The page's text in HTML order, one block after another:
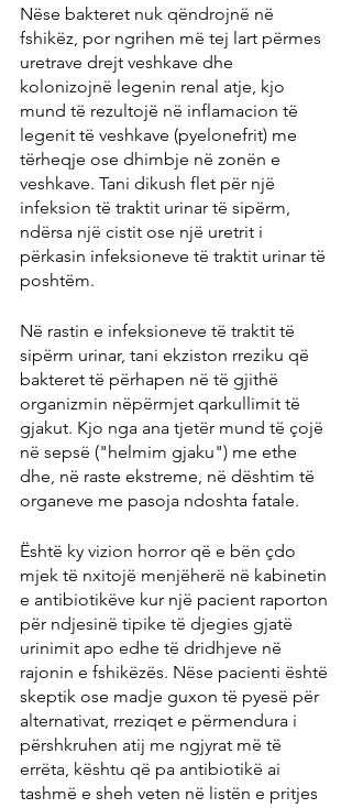
Nëse bakteret nuk qëndrojnë në
fshikëz, por ngrihen më tej lart përmes
uretrave drejt veshkave dhe
kolonizojnë legenin renal atje, kjo
mund të rezultojë në inflamacion të
legenit të veshkave (pyelonefrit) me
tërheqje ose dhimbje në zonën e
veshkave. Tani dikush flet për një
infeksion të traktit urinar të sipërm,
ndërsa një cistit ose një uretrit i
përkasin infeksioneve të traktit urinar të
poshtëm.
Në rastin e infeksioneve të traktit të
sipërm urinar, tani ekziston rreziku që
bakteret të përhapen në të gjithë
organizmin nëpërmjet qarkullimit të
gjakut. Kjo nga ana tjetër mund të çojë
në sepsë ("helmim gjaku") me ethe
dhe, në raste ekstreme, në dështim të
organeve me pasoja ndoshta fatale.
Është ky vizion horror që e bën çdo
mjek të nxitojë menjëherë në kabinetin
e antibiotikëve kur një pacient raporton
për ndjesinë tipike të djegies gjatë
urinimit apo edhe të dridhjeve në
rajonin e fshikëzës. Nëse pacienti është
skeptik ose madje guxon të pyesë për
alternativat, rreziqet e përmendura i
përshkruhen atij me ngjyrat më të
errëta, kështu që pa antibiotikë ai
tashmë e sheh veten në listën e pritjes